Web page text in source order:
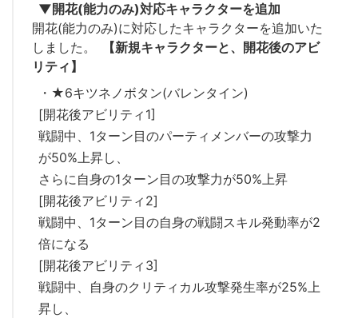
▼開花(能力のみ)対応キャラクターを追加
開花(能力のみ)に対応したキャラクターを追加いた
しました。
【新規キャラクターと、開花後のアビ
リティ】
・★6キツネノボタン(バレンタイン)
[開花後アビリティ1]
戦闘中、1ターン目のパーティメンバーの攻撃力
が50%上昇し、
さらに自身の1ターン目の攻撃力が50%上昇
[開花後アビリティ2]
戦闘中、1ターン目の自身の戦闘スキル発動率が2
倍になる
[開花後アビリティ3]
戦闘中、自身のクリティカル攻撃発生率が25%上
昇し、